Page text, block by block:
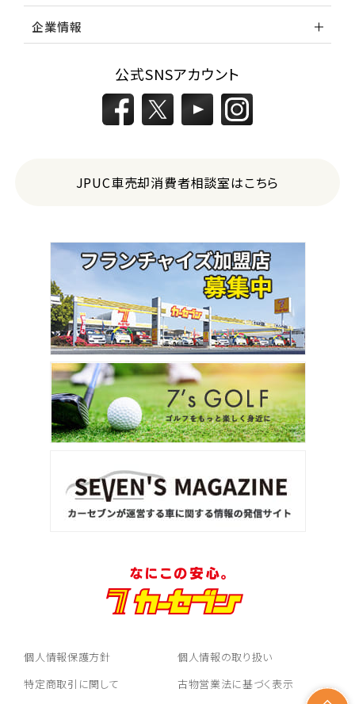
企業情報
公式SNSアカウント
JPUC車売却消費者相談室はこちら
個人情報保護方針
個人情報の取り扱い
特定商取引に関して
古物営業法に基づく表示